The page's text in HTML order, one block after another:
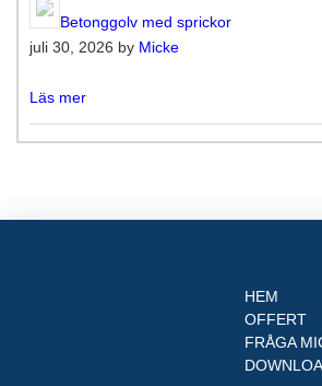
Betonggolv med sprickor
juli 30, 2026 by Micke
Läs mer
HEM
OFFERT
FRÅGA